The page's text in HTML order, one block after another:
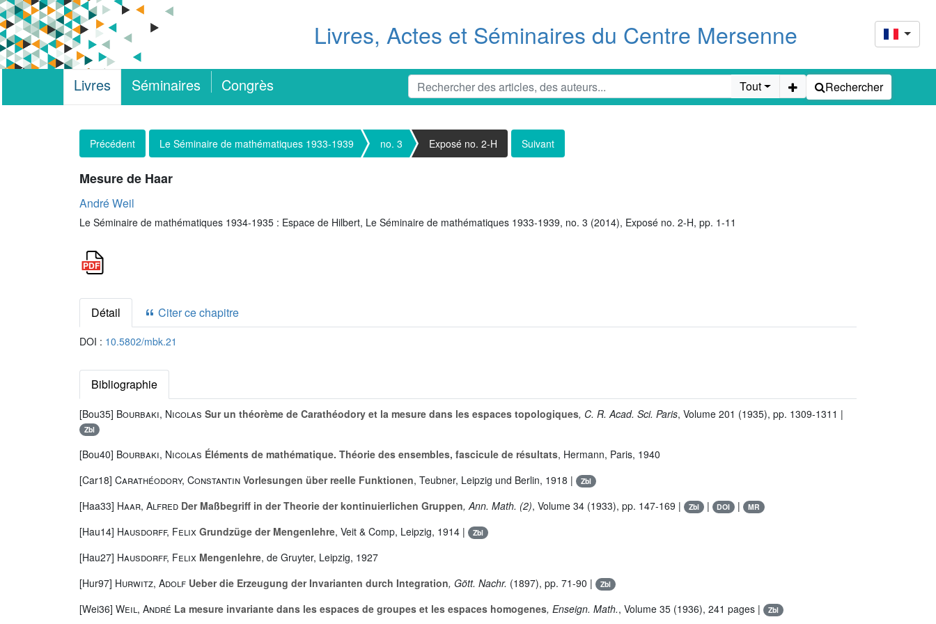
Livres, Actes et Séminaires du Centre Mersenne
Livres Séminaires Congrès Tout Rechercher
Précédent Le Séminaire de mathématiques 1933-1939 no. 3 Exposé no. 2-H Suivant
Mesure de Haar
André Weil
Le Séminaire de mathématiques 1934-1935 : Espace de Hilbert, Le Séminaire de mathématiques 1933-1939, no. 3 (2014), Exposé no. 2-H, pp. 1-11
Détail Citer ce chapitre
DOI : 10.5802/mbk.21
Bibliographie
[Bou35] Bourbaki, Nicolas Sur un théorème de Carathéodory et la mesure dans les espaces topologiques, C. R. Acad. Sci. Paris, Volume 201 (1935), pp. 1309-1311 |
Zbl
[Bou40] Bourbaki, Nicolas Éléments de mathématique. Théorie des ensembles, fascicule de résultats, Hermann, Paris, 1940
[Car18] Carathéodory, Constantin Vorlesungen über reelle Funktionen, Teubner, Leipzig und Berlin, 1918 | Zbl
[Haa33] Haar, Alfred Der Maßbegriff in der Theorie der kontinuierlichen Gruppen, Ann. Math. (2), Volume 34 (1933), pp. 147-169 | Zbl | DOI | MR
[Hau14] Hausdorff, Felix Grundzüge der Mengenlehre, Veit & Comp, Leipzig, 1914 | Zbl
[Hau27] Hausdorff, Felix Mengenlehre, de Gruyter, Leipzig, 1927
[Hur97] Hurwitz, Adolf Ueber die Erzeugung der Invarianten durch Integration, Gött. Nachr. (1897), pp. 71-90 | Zbl
[Wei36] Weil, André La mesure invariante dans les espaces de groupes et les espaces homogenes, Enseign. Math., Volume 35 (1936), 241 pages | Zbl